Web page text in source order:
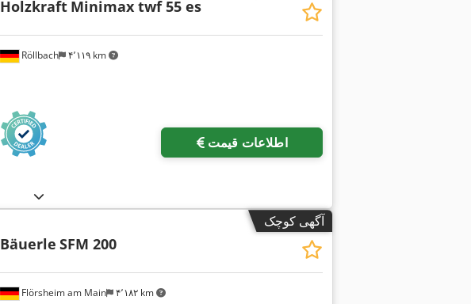
Röllbach ۴٬۱۱۹ km
Holzkraft Minimax twf 55 es
اطلاعات قیمت
آگهی کوچک
Flörsheim am Main ۴٬۱۸۲ km
Bäuerle SFM 200